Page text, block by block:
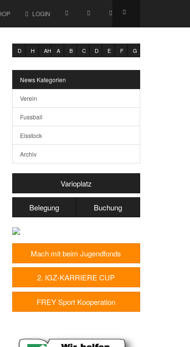
LOGIN
D H AH A B C D E F G
News Kategorien
Verein
Fussball
Eisstock
Archiv
Varioplatz
Belegung Buchung
Mach mit beim Jugendfonds
2. IGZ-KARRIERE CUP
FREY Sport Kooperation